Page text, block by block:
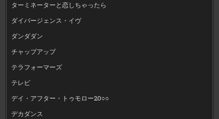
ターミネーターと恋しちゃったら
ダイバージェンス・イヴ
ダンダダン
チャップアップ
テラフォーマーズ
テレビ
デイ・アフター・トゥモロー20○○
デカダンス